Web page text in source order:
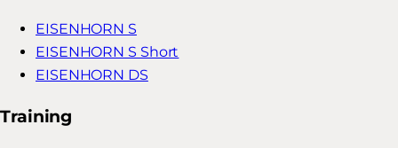
EISENHORN S
EISENHORN S Short
EISENHORN DS
Training